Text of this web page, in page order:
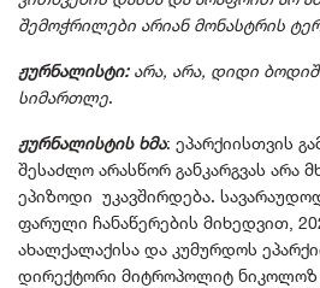
შემოჭრილები არიან მონასტრის
ჟურნალისტი: არა, არა, დიდი
სიმართლე.
ჟურნალისტის ხმა: ეპარქიისთვის
შესაძლო არასწორ განკარგვას არა
ეპიზოდი უკავშირდება.
ფარული ჩანაწერების მიხედვით,
ახალქალაქისა და კუმურდოს
დირექტორი მიტროპოლიტ ნიკოლოზ